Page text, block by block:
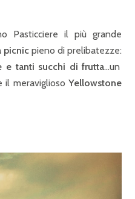
Pasticciere il più grande
picnicpieno di prelibatezze:
e tanti succhi di frutta…un
il meraviglioso Yellowstone